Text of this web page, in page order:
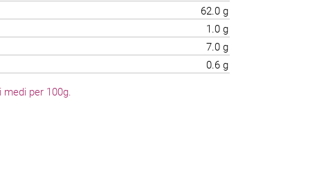
62.0 g
1.0 g
7.0 g
0.6 g
medi per 100g.